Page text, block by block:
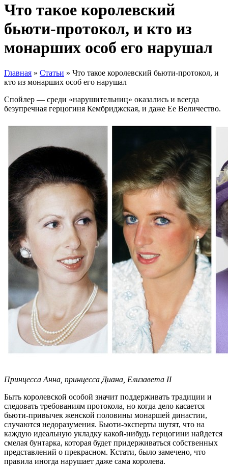
Что такое королевский
бьюти-протокол, и кто из
монарших особ его нарушал
Главная » Статьи » Что такое королевский бьюти-протокол, и
кто из монарших особ его нарушал
Спойлер — среди «нарушительниц» оказались и всегда
безупречная герцогиня Кембриджская, и даже Ее Величество.
Принцесса Анна, принцесса Диана, Елизавета II
Быть королевской особой значит поддерживать традиции и
следовать требованиям протокола, но когда дело касается
бьюти-привычек женской половины монаршей династии,
случаются недоразумения. Бьюти-эксперты шутят, что на
каждую идеальную укладку какой-нибудь герцогини найдется
смелая бунтарка, которая будет придерживаться собственных
представлений о прекрасном. Кстати, было замечено, что
правила иногда нарушает даже сама королева.